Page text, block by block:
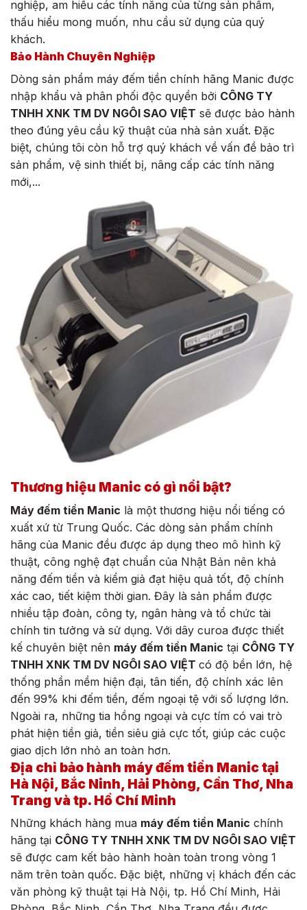
nghiệp, am hiểu các tính năng của từng sản phẩm,
thấu hiểu mong muốn, nhu cầu sử dụng của quý
khách.
Bảo Hành Chuyên Nghiệp
Dòng sản phẩm máy đếm tiền chính hãng Manic được
nhập khẩu và phân phối độc quyền bởi CÔNG TY
TNHH XNK TM DV NGÔI SAO VIỆT sẽ được bảo hành
theo đúng yêu cầu kỹ thuật của nhà sản xuất. Đặc
biệt, chúng tôi còn hỗ trợ quý khách về vấn đề bảo trì
sản phẩm, vệ sinh thiết bị, nâng cấp các tính năng
mới,...
Thương hiệu Manic có gì nổi bật?
Máy đếm tiền Manic là một thương hiệu nổi tiếng có
xuất xứ từ Trung Quốc. Các dòng sản phẩm chính
hãng của Manic đều được áp dụng theo mô hình kỹ
thuật, công nghệ đạt chuẩn của Nhật Bản nên khả
năng đếm tiền và kiểm giả đạt hiệu quả tốt, độ chính
xác cao, tiết kiệm thời gian. Đây là sản phẩm được
nhiều tập đoàn, công ty, ngân hàng và tổ chức tài
chính tin tưởng và sử dụng. Với dây curoa được thiết
kế chuyên biệt nên máy đếm tiền Manic tại CÔNG TY
TNHH XNK TM DV NGÔI SAO VIỆT có độ bền lớn, hệ
thống phần mềm hiện đại, tân tiến, độ chính xác lên
đến 99% khi đếm tiền, đếm ngoại tệ với số lượng lớn.
Ngoài ra, những tia hồng ngoại và cực tím có vai trò
phát hiện tiền giả, tiền siêu giả cực tốt, giúp các cuộc
giao dịch lớn nhỏ an toàn hơn.
Địa chỉ bảo hành máy đếm tiền Manic tại
Hà Nội, Bắc Ninh, Hải Phòng, Cần Thơ, Nha
Trang và tp. Hồ Chí Minh
Những khách hàng mua máy đếm tiền Manic chính
hãng tại CÔNG TY TNHH XNK TM DV NGÔI SAO VIỆT
sẽ được cam kết bảo hành hoàn toàn trong vòng 1
năm trên toàn quốc. Đặc biệt, những vị khách đến các
văn phòng kỹ thuật tại Hà Nội, tp. Hồ Chí Minh, Hải